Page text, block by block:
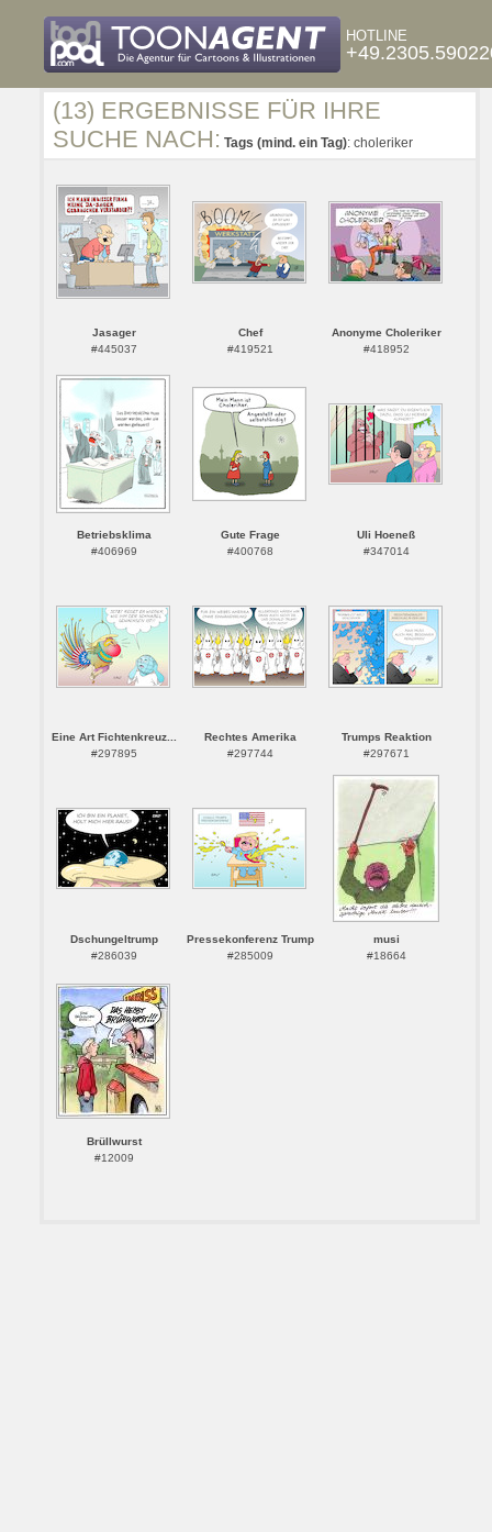
HOTLINE
(13) ERGEBNISSE FÜR IHRE
SUCHE NACH: Tags (mind. ein Tag): choleriker
Jasager
#445037
Chef
#419521
Anonyme Choleriker
#418952
Betriebsklima
#406969
Gute Frage
#400768
Uli Hoeneß
#347014
Eine Art Fichtenkreuz...
#297895
Rechtes Amerika
#297744
Trumps Reaktion
#297671
Dschungeltrump
#286039
Pressekonferenz Trump
#285009
musi
#18664
Brüllwurst
#12009